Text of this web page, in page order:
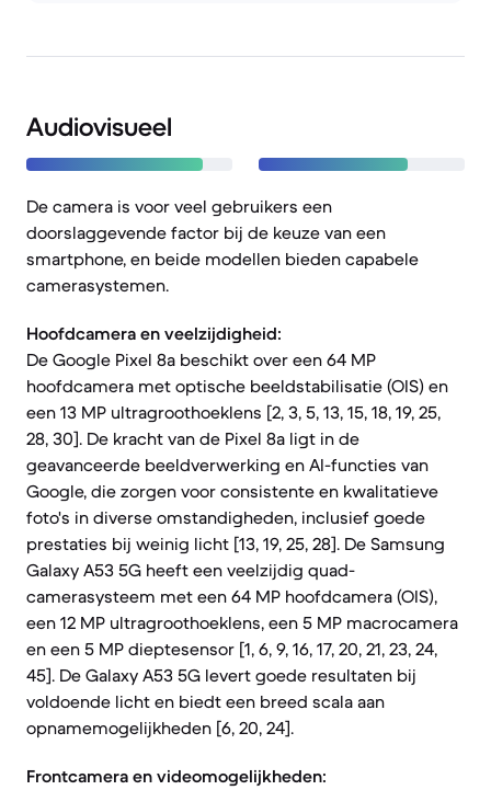
Audiovisueel
De camera is voor veel gebruikers een
doorslaggevende factor bij de keuze van een
smartphone, en beide modellen bieden capabele
camerasystemen.
Hoofdcamera en veelzijdigheid:
De Google Pixel 8a beschikt over een 64 MP
hoofdcamera met optische beeldstabilisatie (OIS) en
een 13 MP ultragroothoeklens [2, 3, 5, 13, 15, 18, 19, 25,
28, 30]. De kracht van de Pixel 8a ligt in de
geavanceerde beeldverwerking en AI-functies van
Google, die zorgen voor consistente en kwalitatieve
foto's in diverse omstandigheden, inclusief goede
prestaties bij weinig licht [13, 19, 25, 28]. De Samsung
Galaxy A53 5G heeft een veelzijdig quad-
camerasysteem met een 64 MP hoofdcamera (OIS),
een 12 MP ultragroothoeklens, een 5 MP macrocamera
en een 5 MP dieptesensor [1, 6, 9, 16, 17, 20, 21, 23, 24,
45]. De Galaxy A53 5G levert goede resultaten bij
voldoende licht en biedt een breed scala aan
opnamemogelijkheden [6, 20, 24].
Frontcamera en videomogelijkheden: